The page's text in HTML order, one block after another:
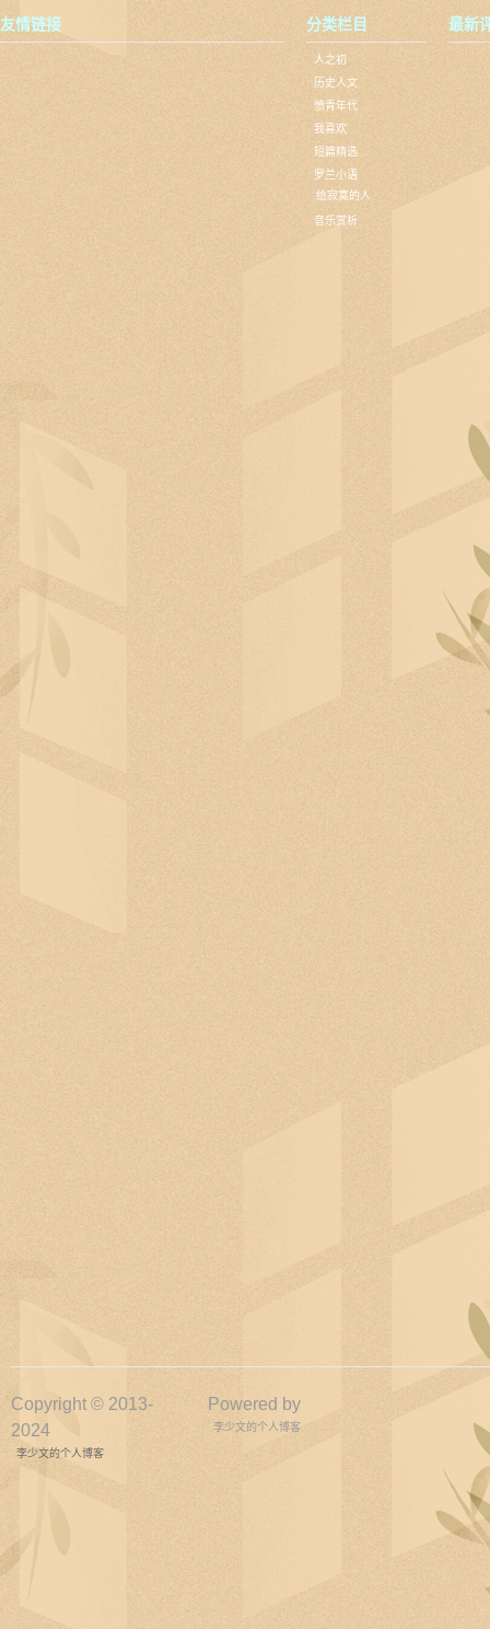
友情链接 分类栏目
人之初
历史人文
愤青年代
我喜欢
短篇精选
罗兰小语
给寂寞的人
音乐赏析
最新
Copyright © 2013-
2024
李少文的个人博客
Powered by
李少文的个人博客